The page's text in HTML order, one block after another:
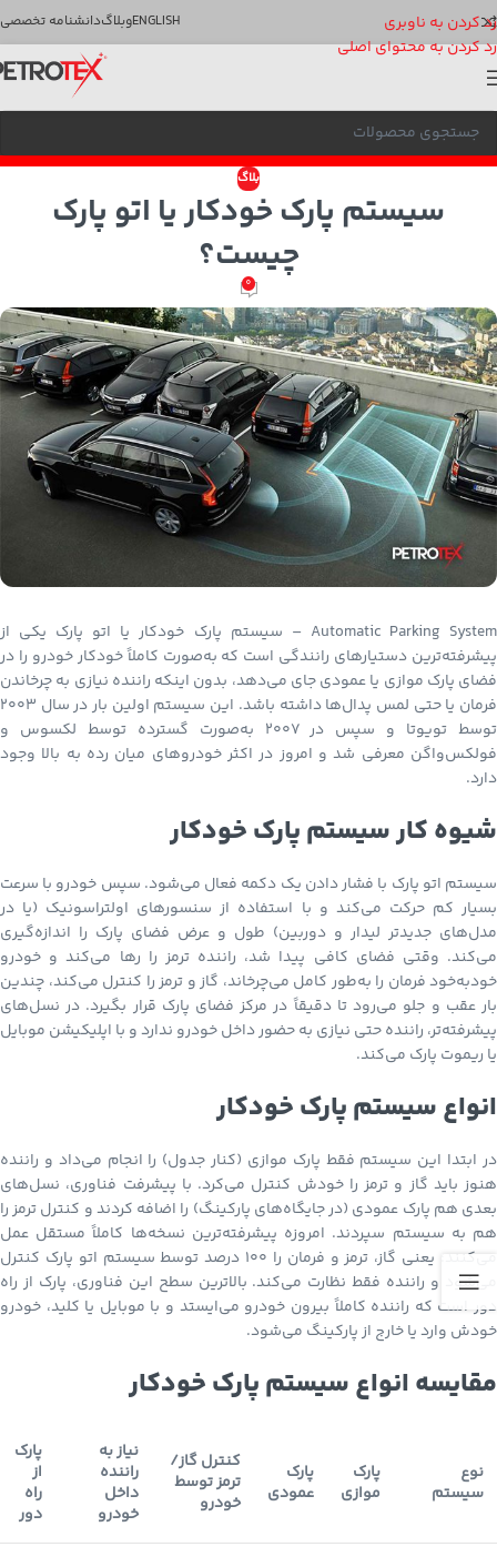
رد کردن به ناوبری
رد کردن به محتوای اصلی
ENGLISHوبلاگدانشنامه تخصصی
بلاگ
سیستم پارک خودکار یا اتو پارک
چیست؟
0
Automatic Parking System – سیستم پارک خودکار یا اتو پارک یکی از
پیشرفته‌ترین دستیارهای رانندگی است که به‌صورت کاملاً خودکار خودرو را در
فضای پارک موازی یا عمودی جای می‌دهد، بدون اینکه راننده نیازی به چرخاندن
فرمان یا حتی لمس پدال‌ها داشته باشد. این سیستم اولین بار در سال ۲۰۰۳
توسط تویوتا و سپس در ۲۰۰۷ به‌صورت گسترده توسط لکسوس و
فولکس‌واگن معرفی شد و امروز در اکثر خودروهای میان رده به بالا وجود
دارد.
شیوه کار سیستم پارک خودکار
سیستم اتو پارک با فشار دادن یک دکمه فعال می‌شود. سپس خودرو با سرعت
بسیار کم حرکت می‌کند و با استفاده از سنسورهای اولتراسونیک (یا در
مدل‌های جدیدتر لیدار و دوربین) طول و عرض فضای پارک را اندازه‌گیری
می‌کند. وقتی فضای کافی پیدا شد، راننده ترمز را رها می‌کند و خودرو
خودبه‌خود فرمان را به‌طور کامل می‌چرخاند، گاز و ترمز را کنترل می‌کند، چندین
بار عقب و جلو می‌رود تا دقیقاً در مرکز فضای پارک قرار بگیرد. در نسل‌های
پیشرفته‌تر، راننده حتی نیازی به حضور داخل خودرو ندارد و با اپلیکیشن موبایل
یا ریموت پارک می‌کند.
انواع سیستم پارک خودکار
در ابتدا این سیستم فقط پارک موازی (کنار جدول) را انجام می‌داد و راننده
هنوز باید گاز و ترمز را خودش کنترل می‌کرد. با پیشرفت فناوری، نسل‌های
بعدی هم پارک عمودی (در جایگاه‌های پارکینگ) را اضافه کردند و کنترل ترمز را
هم به سیستم سپردند. امروزه پیشرفته‌ترین نسخه‌ها کاملاً مستقل عمل
می‌کنند؛ یعنی گاز، ترمز و فرمان را ۱۰۰ درصد توسط سیستم اتو پارک کنترل
می‌شود و راننده فقط نظارت می‌کند. بالاترین سطح این فناوری، پارک از راه
دور است که راننده کاملاً بیرون خودرو می‌ایستد و با موبایل یا کلید، خودرو
خودش وارد یا خارج از پارکینگ می‌شود.
مقایسه انواع سیستم پارک خودکار
نوع
سیستم
پارک
موازی
پارک
عمودی
کنترل گاز/
ترمز توسط
خودرو
نیاز به
راننده
داخل
خودرو
پارک
از
راه
دور